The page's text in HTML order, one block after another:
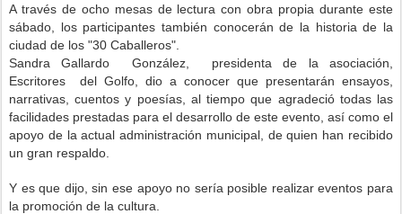
A través de ocho mesas de lectura con obra propia durante este
sábado, los participantes también conocerán de la historia de la
ciudad de los "30 Caballeros".
Sandra Gallardo González, presidenta de la asociación,
Escritores del Golfo, dio a conocer que presentarán ensayos,
narrativas, cuentos y poesías, al tiempo que agradeció todas las
facilidades prestadas para el desarrollo de este evento, así como el
apoyo de la actual administración municipal, de quien han recibido
un gran respaldo.
Y es que dijo, sin ese apoyo no sería posible realizar eventos para
la promoción de la cultura.